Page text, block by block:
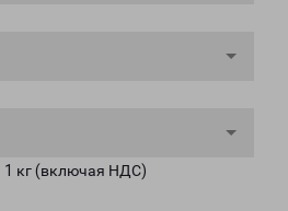
1 кг (включая НДС)